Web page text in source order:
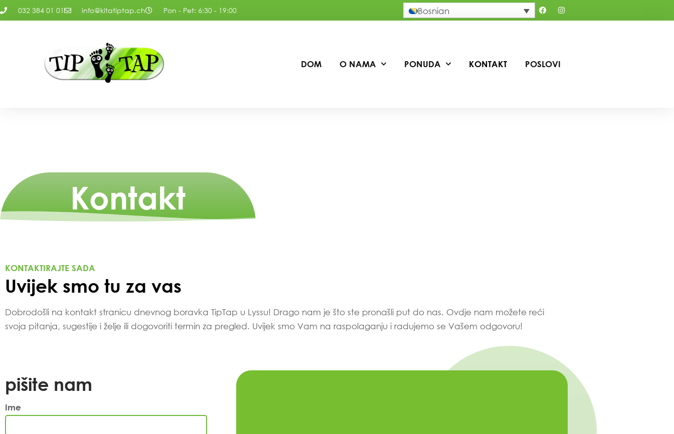
032 384 01 01 info@kitatiptap.ch Pon - Pet: 6:30 - 19:00 Bosnian
DOM O NAMA PONUDA KONTAKT POSLOVI
Kontakt
KONTAKTIRAJTE SADA
Uvijek smo tu za vas
Dobrodošli na kontakt stranicu dnevnog boravka TipTap u Lyssu! Drago nam je što ste pronašli put do nas. Ovdje nam možete reći
svoja pitanja, sugestije i želje ili dogovoriti termin za pregled. Uvijek smo Vam na raspolaganju i radujemo se Vašem odgovoru!
pišite nam
Ime